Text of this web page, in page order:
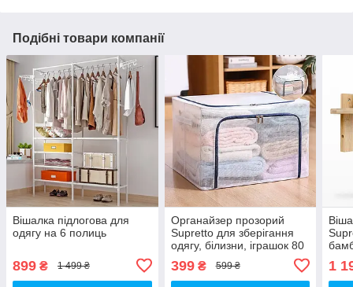
Подібні товари компанії
Вішалка підлогова для
одягу на 6 полиць
899 ₴ 1 499 ₴
Органайзер прозорий
Supretto для зберігання
одягу, білизни, іграшок 80
399₴ 599 ₴ 1